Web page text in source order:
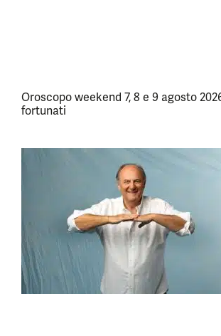
Oroscopo weekend 7, 8 e 9 agosto
fortunati